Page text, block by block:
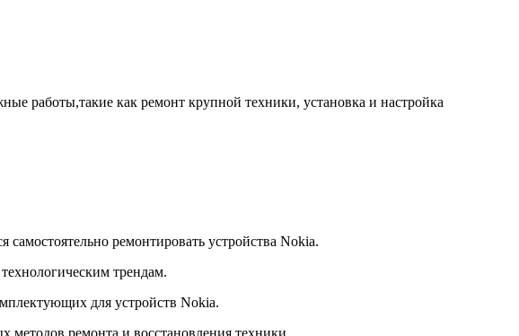
работы,такие как ремонт крупной техники, установка и настройка
ремонтировать устройства Nokia.
трендам.
для устройств Nokia.
ремонта и восстановления техники.